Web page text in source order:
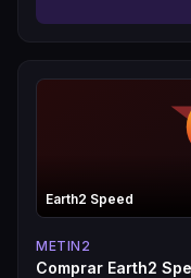
Earth2 Speed
METIN2
Comprar Earth2